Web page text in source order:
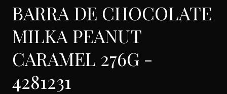
BARRA DE CHOCOLATE
MILKA PEANUT
CARAMEL 276G -
4281231